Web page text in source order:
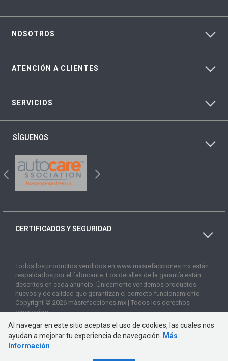
NOSOTROS
ATENCIÓN A CLIENTES
SERVICIOS
SÍGUENOS
CERTIFICADOS Y SEGURIDAD
Todos los productos vendidos en www.masrefacciones.mx están
respaldados por el fabricante. Los detalles de la garantía están
descritos en cada anuncio. Únicamente vendemos productos
nuevos y de calidad que garantizan el correcto funcionamiento.
Copyright © 2026 másrefacciones.mx | Todos los derechos
reservados
Al navegar en este sitio aceptas el uso de cookies, las cuales nos
ayudan a mejorar tu experiencia de navegación.
Más
Información